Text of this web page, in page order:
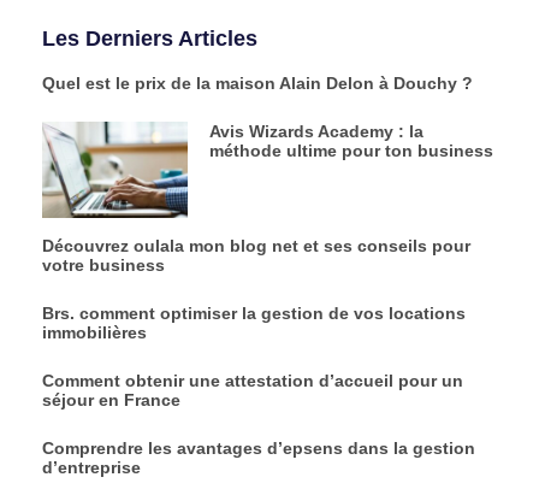
Les Derniers Articles
Quel est le prix de la maison Alain Delon à Douchy ?
Avis Wizards Academy : la
méthode ultime pour ton business
Découvrez oulala mon blog net et ses conseils pour
votre business
Brs. comment optimiser la gestion de vos locations
immobilières
Comment obtenir une attestation d’accueil pour un
séjour en France
Comprendre les avantages d’epsens dans la gestion
d’entreprise